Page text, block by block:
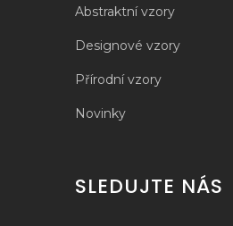
Abstraktní vzory
Designové vzory
Přírodní vzory
Novinky
SLEDUJTE NÁS